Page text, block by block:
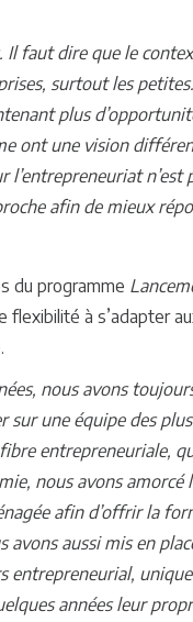
Il faut dire que le
surtout les
plus
ont une vision
n’est
afin de mieux
du programme
à s’adapter
nous avons
une équipe des
entrepreneuriale,
nous avons amorcé
afin d’offrir la
aussi mis en
années leur